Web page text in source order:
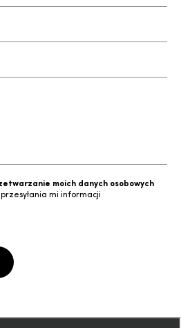
moich danych osobowych
mi informacji